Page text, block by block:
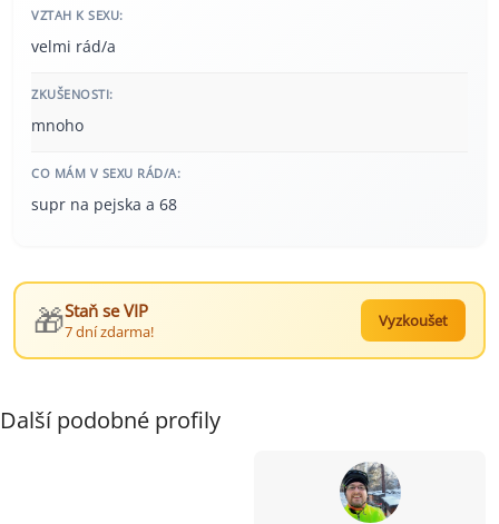
VZTAH K SEXU:
velmi rád/a
ZKUŠENOSTI:
mnoho
CO MÁM V SEXU RÁD/A:
supr na pejska a 68
🎁Staň se VIP
7 dní zdarma!
Vyzkoušet
Další podobné profily